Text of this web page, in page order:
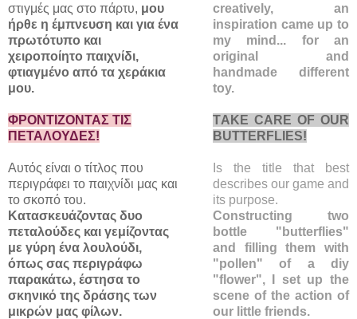
στιγμές μας στο πάρτυ, μου
ήρθε η έμπνευση και για ένα
πρωτότυπο και
χειροποίητο παιχνίδι,
φτιαγμένο από τα χεράκια
μου.
ΦΡΟΝΤΙΖΟΝΤΑΣ ΤΙΣ
ΠΕΤΑΛΟΥΔΕΣ!
Αυτός είναι ο τίτλος που
περιγράφει το παιχνίδι μας και
το σκοπό του.
Κατασκευάζοντας δυο
πεταλούδες και γεμίζοντας
με γύρη ένα λουλούδι,
όπως σας περιγράφω
παρακάτω, έστησα το
σκηνικό της δράσης των
μικρών μας φίλων.
creatively, an
inspiration came up to
my mind... for an
original and
handmade different
toy.
ΤAKE CARE OF OUR
BUTTERFLIES!
Is the title that best
describes our game and
its purpose.
Constructing two
bottle "butterflies"
and filling them with
"pollen" of a diy
"flower", I set up the
scene of the action of
our little friends.